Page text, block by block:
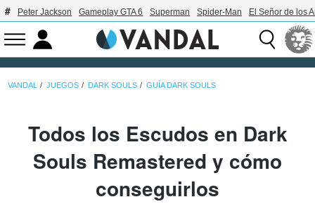
Peter Jackson Gameplay GTA 6 Superman Spider-Man El Señor de los
VANDAL JUEGOS DARK SOULS GUÍA DARK SOULS
Todos los Escudos en Dark
Souls Remastered y cómo
conseguirlos